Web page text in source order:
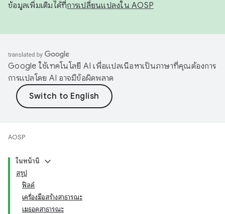
ข้อมูลเพิ่มเติมได้ที่การเปลี่ยนแปลงใน AOSP
Google ใช้เทคโนโลยี AI เพื่อแปลเนื้อหาเป็นภาษาที่คุณต้องการ
การแปลโดย AI อาจมีข้อผิดพลาด
AOSP
ในหน้านี้
สรุป
ฟิลด์
เครื่องมือสร้างสาธารณะ
เมธอดสาธารณะ